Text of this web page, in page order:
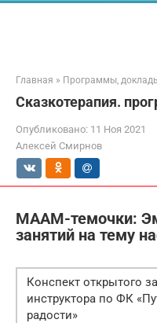
Главная » Программы,
Сказкотерапия.
Опубликовано: 11 Ноя 2021
Алексей Смирнов
МААМ-темочки:
занятий на тему
Конспект открытого
инструктора по ФК
радости»